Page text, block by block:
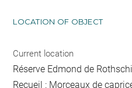
LOCATION OF OBJECT
Current location
Réserve Edmond de
Recueil : Morceaux de